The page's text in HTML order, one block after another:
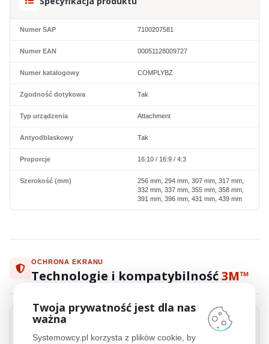
Numer SAP 7100207581
Numer EAN 00051128009727
Numer katalogowy COMPLYBZ
Zgodność dotykowa Tak
Typ urządzenia Attachment
Antyodblaskowy Tak
Proporcje 16:10 / 16:9 / 4:3
Szerokość (mm)
256 mm, 294 mm, 307 mm, 317 mm,
332 mm, 337 mm, 355 mm, 358 mm,
391 mm, 396 mm, 431 mm, 439 mm
OCHRONA EKRANU
Technologie i kompatybilność3M™
Twoja prywatność jest dla nas
ważna
Systemowcy.pl korzysta z plików cookie, by